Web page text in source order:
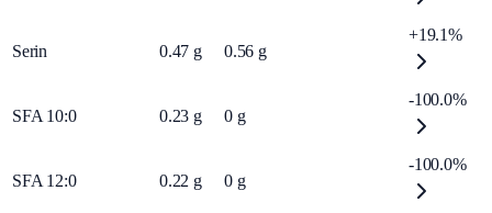
Serin 0.47 g 0.56 g
+19.1%
SFA 10:0 0.23 g 0 g
-100.0%
SFA 12:0 0.22 g 0 g
-100.0%